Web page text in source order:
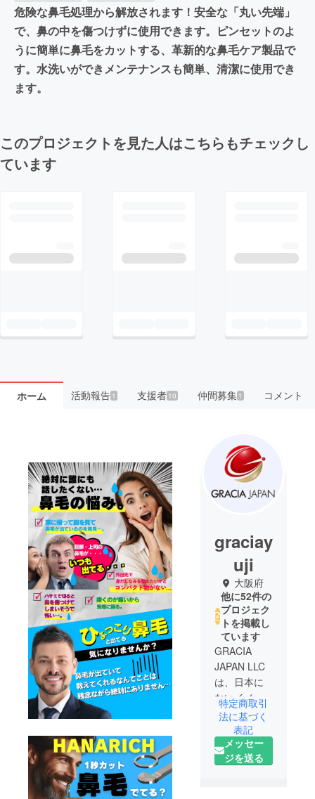
危険な鼻毛処理から解放されます！安全な「丸い先端」
で、鼻の中を傷つけずに使用できます。ピンセットのよ
うに簡単に鼻毛をカットする、革新的な鼻毛ケア製品で
す。水洗いができメンテナンスも簡単、清潔に使用でき
ます。
このプロジェクトを見た人はこちらもチェックし
ています
ホーム 活動報告1 支援者 10 仲間募集 1 コメント
graciay
uji
大阪府
他に52件の
プロジェク
トを掲載し
ています
GRACIA
JAPAN LLC
は、日本に
ないイノ
ベーティブ
な商品を海
外から発掘
し、日本に
特定商取引
法に基づく
表記
メッセー
ジを送る